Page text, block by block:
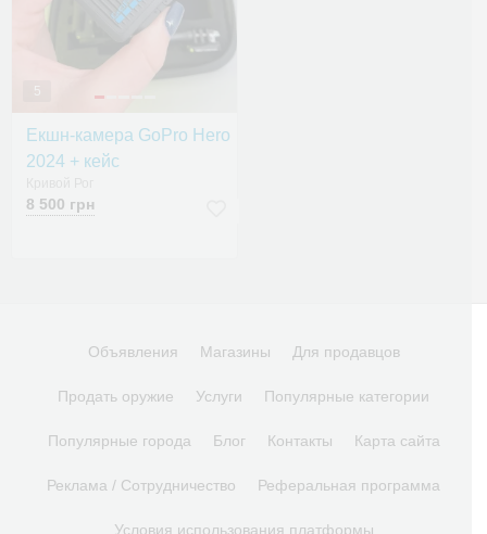
5
Екшн-камера GoPro Hero
2024 + кейс
8 500 грн
Объявления Магазины Для продавцов
Продать оружие Услуги Популярные категории
Популярные города Блог Контакты Карта сайта
Реклама / Сотрудничество Реферальная программа
Условия использования платформы